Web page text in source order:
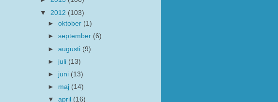
▼ 2012 (103)
►oktober (1)
►september (6)
►augusti (9)
► juli (13)
► juni (13)
► maj (14)
▼april (16)